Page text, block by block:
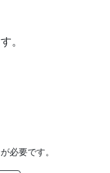
。
必要です。